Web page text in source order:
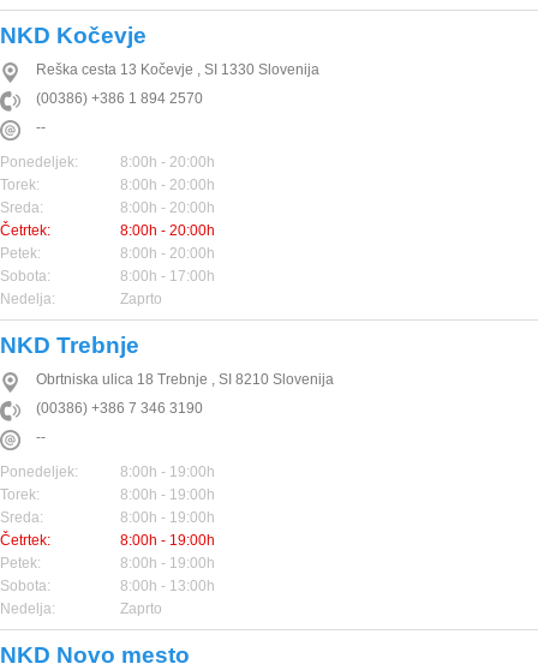
NKD Kočevje
Reška cesta 13 Kočevje , SI 1330 Slovenija
(00386) +386 1 894 2570
--
Ponedeljek:
8:00h - 20:00h
Torek:
8:00h - 20:00h
Sreda:
8:00h - 20:00h
Četrtek:
8:00h - 20:00h
Petek:
8:00h - 20:00h
Sobota:
8:00h - 17:00h
Nedelja:
Zaprto
NKD Trebnje
Obrtniska ulica 18 Trebnje , SI 8210 Slovenija
(00386) +386 7 346 3190
--
Ponedeljek:
8:00h - 19:00h
Torek:
8:00h - 19:00h
Sreda:
8:00h - 19:00h
Četrtek:
8:00h - 19:00h
Petek:
8:00h - 19:00h
Sobota:
8:00h - 13:00h
Nedelja:
Zaprto
NKD Novo mesto